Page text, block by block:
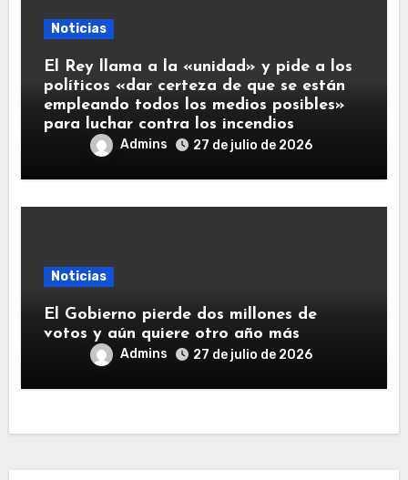
Noticias
El Rey llama a la «unidad» y pide a los
políticos «dar certeza de que se están
empleando todos los medios posibles»
para luchar contra los incendios
Admins 27 de julio de 2026
Noticias
El Gobierno pierde dos millones de
votos y aún quiere otro año más
Admins 27 de julio de 2026